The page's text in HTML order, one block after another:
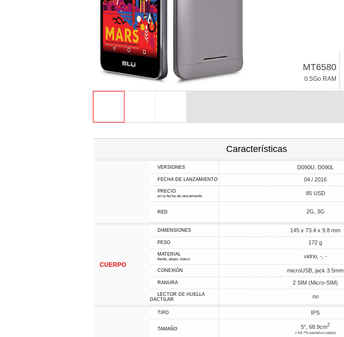
MT6580
0.5Go RAM
Características
VERSIONES D090U, D090L
FECHA DE LANZAMIENTO 04 / 2016
PRECIO
en la fecha de lanzamiento 85 USD
RED 2G, 3G
CUERPO
DIMENSIONES 145 x 73.4 x 9.8 mm
PESO 172 g
MATERIAL
frente, abajo, marco vidrio, -, -
CONEXIÓN microUSB, jack 3.5mm
RANURA 2 SIM (Micro-SIM)
LECTOR DE HUELLA
DACTILAR
no
TIPO IPS
TAMAÑO 5", 68.9cm2
(~64.7% pantalla-cuerpo)